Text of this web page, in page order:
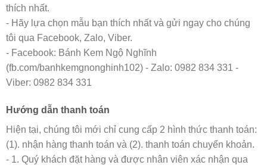
thích nhất.
- Hãy lựa chọn mẫu bạn thích nhất và gửi ngay cho chúng
tôi qua Facebook, Zalo, Viber.
- Facebook: Bánh Kem Ngộ Nghĩnh
(fb.com/banhkemgnonghinh102) - Zalo: 0982 834 331 -
Viber: 0982 834 331
Hướng dẫn thanh toán
Hiện tại, chúng tôi mới chỉ cung cấp 2 hình thức thanh toán:
(1). nhận hàng thanh toán và (2). thanh toán chuyển khoản.
- 1. Quý khách đặt hàng và được nhân viên xác nhận qua